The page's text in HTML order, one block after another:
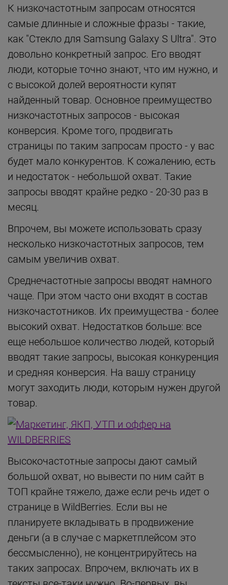
К низкочастотным запросам относятся
самые длинные и сложные фразы - такие,
как "Стекло для Samsung Galaxy S Ultra". Это
довольно конкретный запрос. Его вводят
люди, которые точно знают, что им нужно, и
с высокой долей вероятности купят
найденный товар. Основное преимущество
низкочастотных запросов - высокая
конверсия. Кроме того, продвигать
страницы по таким запросам просто - у вас
будет мало конкурентов. К сожалению, есть
и недостаток - небольшой охват. Такие
запросы вводят крайне редко - 20-30 раз в
месяц.
Впрочем, вы можете использовать сразу
несколько низкочастотных запросов, тем
самым увеличив охват.
Среднечастотные запросы вводят намного
чаще. При этом часто они входят в состав
низкочастотников. Их преимущества - более
высокий охват. Недостатков больше: все
еще небольшое количество людей, который
вводят такие запросы, высокая конкуренция
и средняя конверсия. На вашу страницу
могут заходить люди, которым нужен другой
товар.
Высокочастотные запросы дают самый
большой охват, но вывести по ним сайт в
ТОП крайне тяжело, даже если речь идет о
странице в WildBerries. Если вы не
планируете вкладывать в продвижение
деньги (а в случае с маркетплейсом это
бессмысленно), не концентрируйтесь на
таких запросах. Впрочем, включать их в